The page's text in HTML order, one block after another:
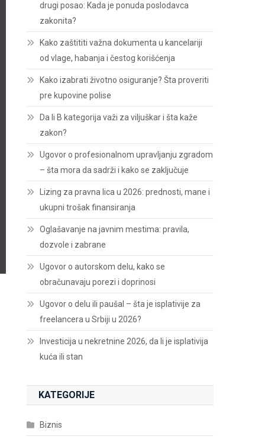
drugi posao: Kada je ponuda poslodavca
zakonita?
Kako zaštititi važna dokumenta u kancelariji
od vlage, habanja i čestog korišćenja
Kako izabrati životno osiguranje? Šta proveriti
pre kupovine polise
Da li B kategorija važi za viljuškar i šta kaže
zakon?
Ugovor o profesionalnom upravljanju zgradom
– šta mora da sadrži i kako se zaključuje
Lizing za pravna lica u 2026: prednosti, mane i
ukupni trošak finansiranja
Oglašavanje na javnim mestima: pravila,
dozvole i zabrane
Ugovor o autorskom delu, kako se
obračunavaju porezi i doprinosi
Ugovor o delu ili paušal – šta je isplativije za
freelancera u Srbiji u 2026?
Investicija u nekretnine 2026, da li je isplativija
kuća ili stan
KATEGORIJE
Biznis